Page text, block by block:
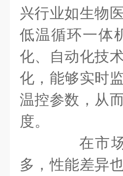
兴行业如生物
低温循环一体
化、自动化技
化，能够实时
温控参数，从
度。
在市场
多，性能差异